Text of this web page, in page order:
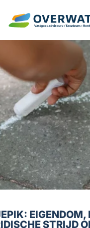
content
EIGENDOM,
STRIJD